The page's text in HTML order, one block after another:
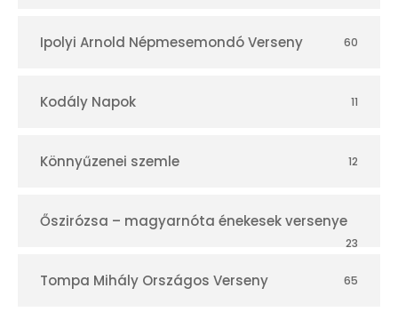
Ipolyi Arnold Népmesemondó Verseny 60
Kodály Napok 11
Könnyűzenei szemle 12
Őszirózsa – magyarnóta énekesek versenye
23
Tompa Mihály Országos Verseny 65